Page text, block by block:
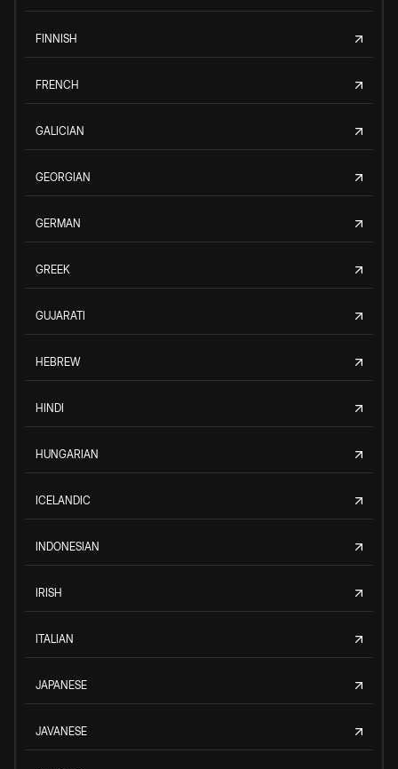
FINNISH
FRENCH
GALICIAN
GEORGIAN
GERMAN
GREEK
GUJARATI
HEBREW
HINDI
HUNGARIAN
ICELANDIC
INDONESIAN
IRISH
ITALIAN
JAPANESE
JAVANESE